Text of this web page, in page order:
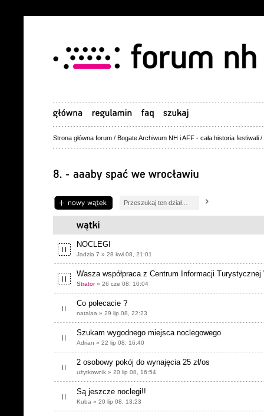
Strona główna forum / Bogate Archiwum NH i AFF - cała historia festiwali /
Napisz wątek
NOCLEGI
Jadzia 7 » 28 kwi 08, 21:01
Wasza współpraca z Centrum Informacji Turystycznej
Strator» 26 cze 08, 10:04
Co polecacie ?
natalaa » 29 lip 08, 22:23
Szukam wygodnego miejsca noclegowego
Adrian » 22 lip 08, 16:40
2 osobowy pokój do wynajęcia 25 zł/os
użytkownik » 20 lip 08, 16:54
Są jeszcze noclegi!!
Kuba » 20 lip 08, 13:23